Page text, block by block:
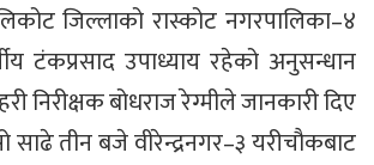
जिल्लाको रास्कोट नगरपालिका–४
टंकप्रसाद उपाध्याय रहेको अनुसन्धान
निरीक्षक बोधराज रेग्मीले जानकारी दिए
साढे तीन बजे वीरेन्द्रनगर–३ यरीचौकबाट